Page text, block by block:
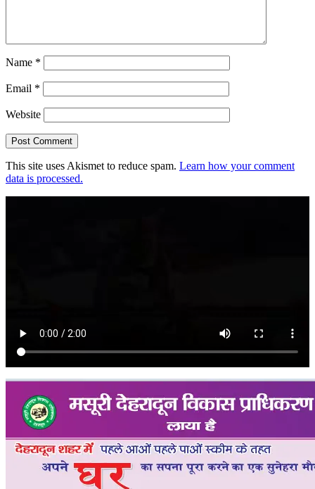
Name *
Email *
Website
This site uses Akismet to reduce spam. Learn how your comment
data is processed.